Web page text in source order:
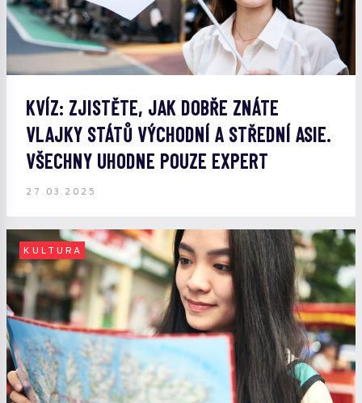
KVÍZ: ZJISTĚTE, JAK DOBŘE ZNÁTE
VLAJKY STÁTŮ VÝCHODNÍ A STŘEDNÍ ASIE.
VŠECHNY UHODNE POUZE EXPERT
27.03.2025
KULTURA